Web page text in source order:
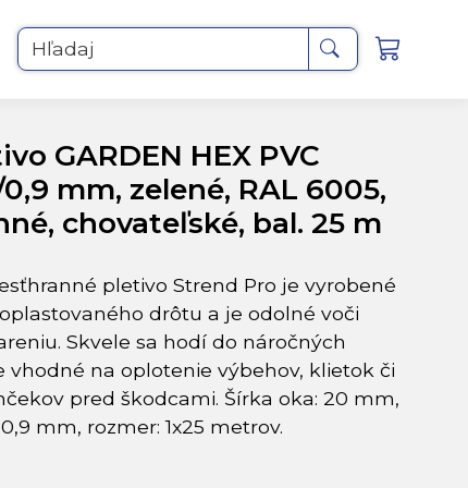
Hľadaj
bal. 25 m
GARDEN HEX PVC
mm, zelené, RAL 6005,
chovateľské, bal. 25 m
pletivo Strend Pro je vyrobené
drôtu a je odolné voči
Skvele sa hodí do náročných
vhodné na oplotenie výbehov, klietok či
pred škodcami. Šírka oka: 20 mm,
mm, rozmer: 1x25 metrov.